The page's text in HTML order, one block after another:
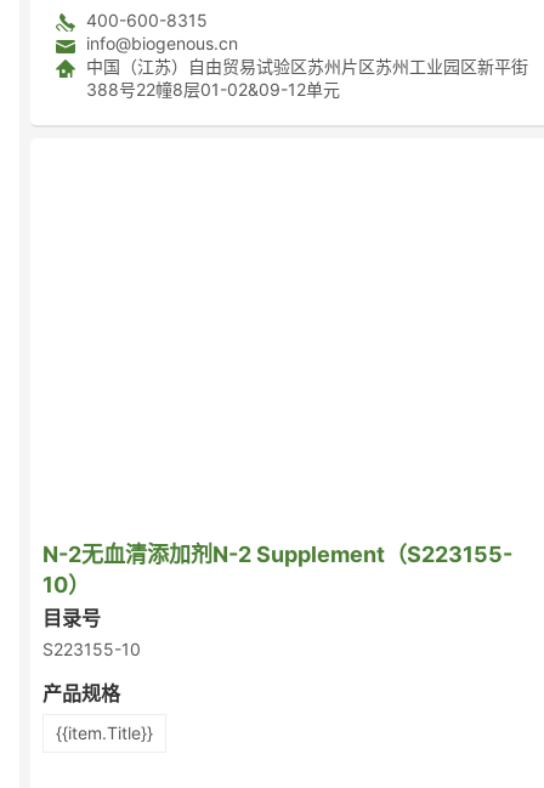
400-600-8315
info@biogenous.cn
中国（江苏）自由贸易试验区苏州片区苏州工业园区新平街
388号22幢8层01-02&09-12单元
N-2无血清添加剂N-2 Supplement（S223155-
10）
目录号
S223155-10
产品规格
{{item.Title}}